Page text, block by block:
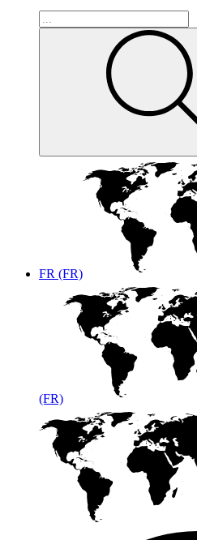
FR (FR)
(FR)